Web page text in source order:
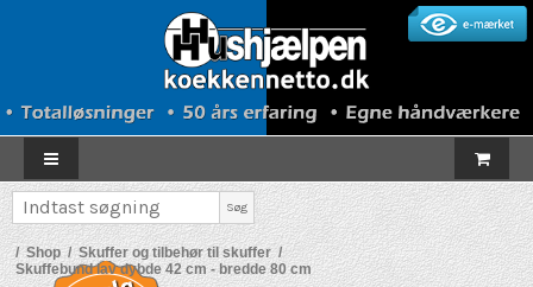
Søg
/ Shop / Skuffer og tilbehør til skuffer /
Skuffebund lav dybde 42 cm - bredde 80 cm